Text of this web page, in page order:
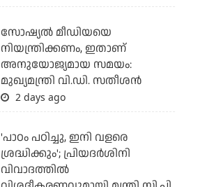
സോഷ്യല്‍ മീഡിയയെ
നിയന്ത്രിക്കണം, ഇതാണ്
അനുയോജ്യമായ സമയം:
മുഖ്യമന്ത്രി വി.ഡി. സതീശന്‍
2 days ago
'പാഠം പഠിച്ചു, ഇനി വളരെ
ശ്രദ്ധിക്കും'; പ്രിയദര്‍ശിനി
വിവാദത്തില്‍